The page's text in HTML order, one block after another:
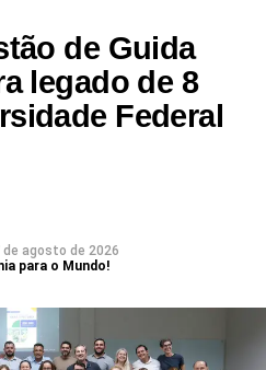
de Guida
legado de 8
Federal
de agosto de 2026
para o Mundo!